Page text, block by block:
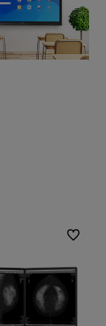
Do